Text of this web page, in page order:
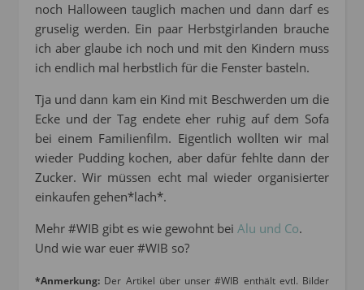
noch Halloween tauglich machen und dann darf es
gruselig werden. Ein paar Herbstgirlanden brauche
ich aber glaube ich noch und mit den Kindern muss
ich endlich mal herbstlich für die Fenster basteln.
Tja und dann kam ein Kind mit Beschwerden um die
Ecke und der Tag endete eher ruhig auf dem Sofa
bei einem Familienfilm. Eigentlich wollten wir mal
wieder Pudding kochen, aber dafür fehlte dann der
Zucker. Wir müssen echt mal wieder organisierter
einkaufen gehen*lach*.
Mehr #WIB gibt es wie gewohnt bei Alu und Co.
Und wie war euer #WIB so?
*Anmerkung: Der Artikel über unser #WIB enthält evtl. Bilder